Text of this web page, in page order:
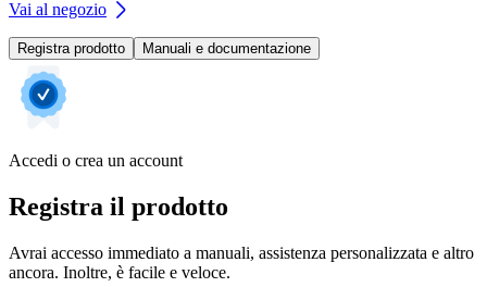
Vai al negozio
Registra prodotto Manuali e documentazione
Accedi o crea un account
Registra il prodotto
Avrai accesso immediato a manuali, assistenza personalizzata e altro
ancora. Inoltre, è facile e veloce.